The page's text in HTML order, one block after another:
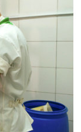
Termos